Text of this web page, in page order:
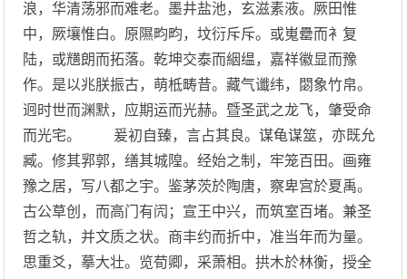
浪，华清荡邪而难老。墨井盐池，玄滋素液。厥田惟
中，厥壤惟白。原隰畇畇，坟衍斥斥。或嵬罍而衤复
陆，或黋朗而拓落。乾坤交泰而絪缊，嘉祥徽显而豫
作。是以兆朕振古，萌柢畴昔。藏气谶纬，閟象竹帛。
迥时世而渊默，应期运而光赫。暨圣武之龙飞，肇受命
而光宅。 爰初自臻，言占其良。谋龟谋筮，亦既允
臧。修其郛郭，缮其城隍。经始之制，牢笼百田。画雍
豫之居，写八都之宇。鉴茅茨於陶唐，察卑宫於夏禹。
古公草创，而高门有闶；宣王中兴，而筑室百堵。兼圣
哲之轨，并文质之状。商丰约而折中，准当年而为量。
思重爻，摹大壮。览荀卿，采萧相。拱木於林衡，授全